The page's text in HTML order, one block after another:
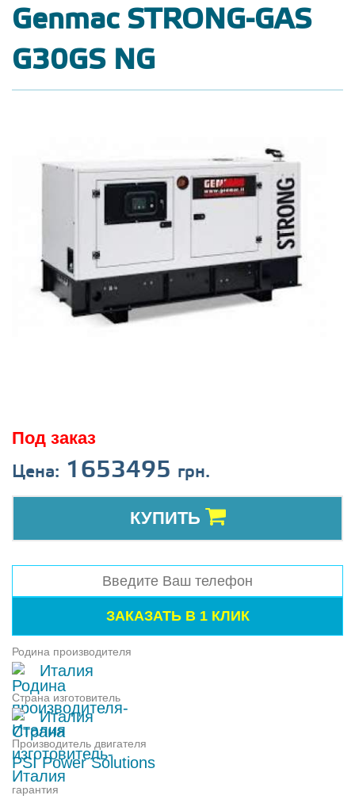
Genmac STRONG-GAS
G30GS NG
Под заказ
Цена: 1653495 грн.
КУПИТЬ
Родина производителя
Италия
Страна изготовитель
Италия
Производитель двигателя
PSI Power Solutions
гарантия